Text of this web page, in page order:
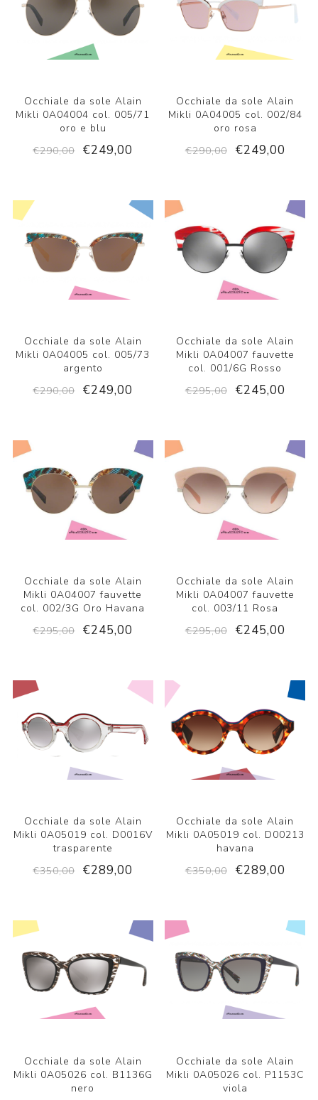
Occhiale da sole Alain
Mikli 0A04004 col. 005/71
oro e blu
€290,00
€249,00
Occhiale da sole Alain
Mikli 0A04005 col. 002/84
oro rosa
€290,00
€249,00
Occhiale da sole Alain
Mikli 0A04005 col. 005/73
argento
€290,00
€249,00
Occhiale da sole Alain
Mikli 0A04007 fauvette
col. 001/6G Rosso
€295,00
€245,00
Occhiale da sole Alain
Mikli 0A04007 fauvette
col. 002/3G Oro Havana
€295,00
€245,00
Occhiale da sole Alain
Mikli 0A04007 fauvette
col. 003/11 Rosa
€295,00
€245,00
Occhiale da sole Alain
Mikli 0A05019 col. D0016V
trasparente
€350,00
€289,00
Occhiale da sole Alain
Mikli 0A05019 col. D00213
havana
€350,00
€289,00
Occhiale da sole Alain
Mikli 0A05026 col. B1136G
nero
Occhiale da sole Alain
Mikli 0A05026 col. P1153C
viola